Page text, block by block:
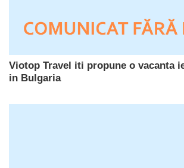
Viotop Travel iti propune o vacanta
in Bulgaria